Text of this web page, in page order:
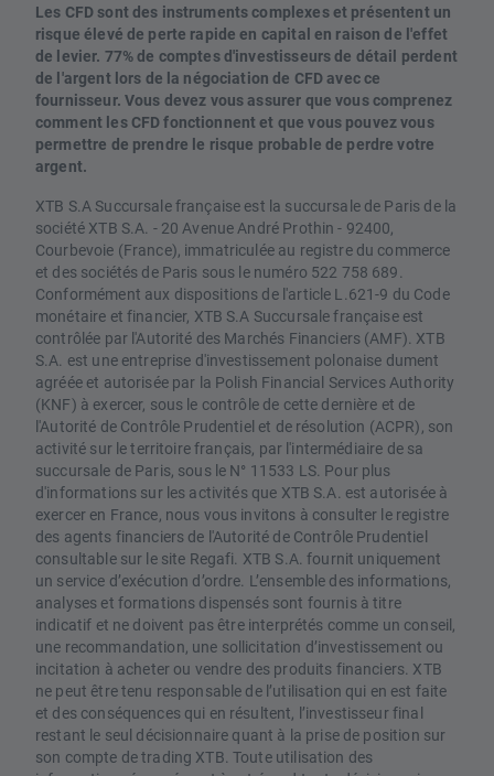
Les CFD sont des instruments complexes et présentent un
risque élevé de perte rapide en capital en raison de l'effet
de levier. 77% de comptes d'investisseurs de détail perdent
de l'argent lors de la négociation de CFD avec ce
fournisseur. Vous devez vous assurer que vous comprenez
comment les CFD fonctionnent et que vous pouvez vous
permettre de prendre le risque probable de perdre votre
argent.
XTB S.A Succursale française est la succursale de Paris de la
société XTB S.A. - 20 Avenue André Prothin - 92400,
Courbevoie (France), immatriculée au registre du commerce
et des sociétés de Paris sous le numéro 522 758 689.
Conformément aux dispositions de l'article L.621-9 du Code
monétaire et financier, XTB S.A Succursale française est
contrôlée par l'Autorité des Marchés Financiers (AMF). XTB
S.A. est une entreprise d'investissement polonaise dument
agréée et autorisée par la Polish Financial Services Authority
(KNF) à exercer, sous le contrôle de cette dernière et de
l'Autorité de Contrôle Prudentiel et de résolution (ACPR), son
activité sur le territoire français, par l'intermédiaire de sa
succursale de Paris, sous le N° 11533 LS. Pour plus
d'informations sur les activités que XTB S.A. est autorisée à
exercer en France, nous vous invitons à consulter le registre
des agents financiers de l'Autorité de Contrôle Prudentiel
consultable sur le site Regafi. XTB S.A. fournit uniquement
un service d’exécution d’ordre. L’ensemble des informations,
analyses et formations dispensés sont fournis à titre
indicatif et ne doivent pas être interprétés comme un conseil,
une recommandation, une sollicitation d’investissement ou
incitation à acheter ou vendre des produits financiers. XTB
ne peut être tenu responsable de l’utilisation qui en est faite
et des conséquences qui en résultent, l’investisseur final
restant le seul décisionnaire quant à la prise de position sur
son compte de trading XTB. Toute utilisation des